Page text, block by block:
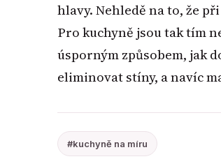
hlavy. Nehledě na to, že
Pro kuchyně jsou tak tím
úsporným způsobem, jak
eliminovat stíny, a navíc
#kuchyně na míru